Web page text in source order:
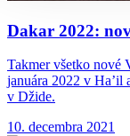
Dakar 2022:
Takmer všetko nové
januára 2022 v Ha’il
v Džide.
10. decembra 2021